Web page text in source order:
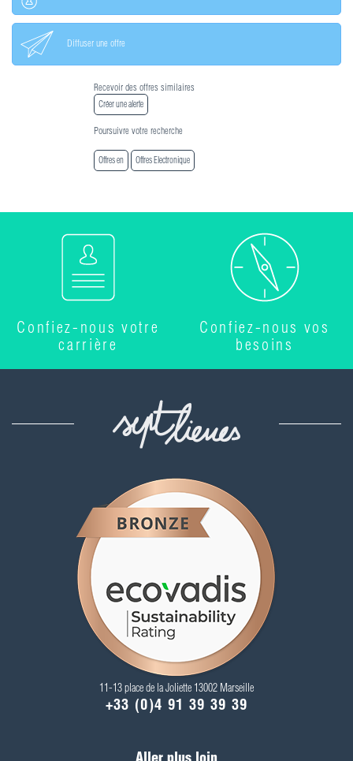
Diffuser une offre
Recevoir des offres similaires
Créer une alerte
Poursuivre votre recherche
Offres en Offres Electronique
Confiez-nous votre
carrière
Confiez-nous vos
besoins
11-13 place de la Joliette 13002 Marseille
+33 (0)4 91 39 39 39